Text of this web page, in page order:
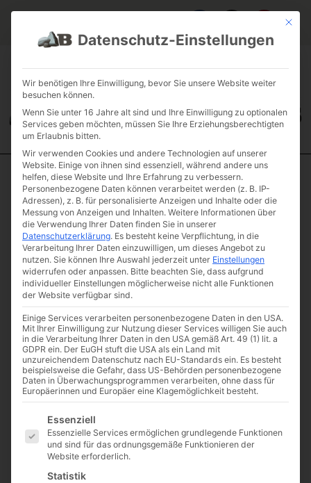
JOBS
FUHRPARK
Start / Granit
Granit
Mit
Datenschutz-Einstellungen
Wir benötigen Ihre Einwilligung, bevor Sie unsere Website weiter
besuchen können.
Wenn Sie unter 16 Jahre alt sind und Ihre Einwilligung zu optionalen
Services geben möchten, müssen Sie Ihre Erziehungsberechtigten
um Erlaubnis bitten.
Wir verwenden Cookies und andere Technologien auf unserer
Website. Einige von ihnen sind essenziell, während andere uns
helfen, diese Website und Ihre Erfahrung zu verbessern.
Personenbezogene Daten können verarbeitet werden (z. B. IP-
Adressen), z. B. für personalisierte Anzeigen und Inhalte oder die
Messung von Anzeigen und Inhalten. Weitere Informationen über
die Verwendung Ihrer Daten finden Sie in unserer
Datenschutzerklärung. Es besteht keine Verpflichtung, in die
Verarbeitung Ihrer Daten einzuwilligen, um dieses Angebot zu
nutzen. Sie können Ihre Auswahl jederzeit unter Einstellungen
widerrufen oder anpassen. Bitte beachten Sie, dass aufgrund
individueller Einstellungen möglicherweise nicht alle Funktionen
der Website verfügbar sind.
Einige Services verarbeiten personenbezogene Daten in den USA.
Mit Ihrer Einwilligung zur Nutzung dieser Services willigen Sie auch
in die Verarbeitung Ihrer Daten in den USA gemäß Art. 49 (1) lit. a
GDPR ein. Der EuGH stuft die USA als ein Land mit
unzureichendem Datenschutz nach EU-Standards ein. Es besteht
beispielsweise die Gefahr, dass US-Behörden personenbezogene
Daten in Überwachungsprogrammen verarbeiten, ohne dass für
Europäerinnen und Europäer eine Klagemöglichkeit besteht.
Es folgt eine Liste der Service-Gruppen, für die eine
Essenziell
Essenzielle Services ermöglichen grundlegende Funktionen
und sind für das ordnungsgemäße Funktionieren der
Website erforderlich.
Statistik